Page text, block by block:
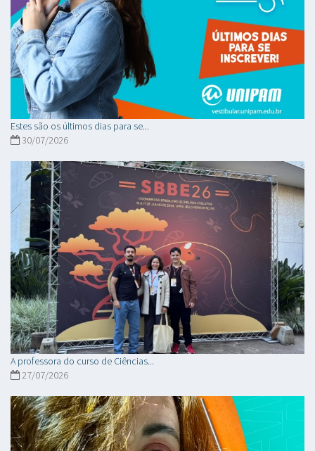
Estes são os últimos dias para se...
30/07/2026
A professora do curso de Ciências...
27/07/2026